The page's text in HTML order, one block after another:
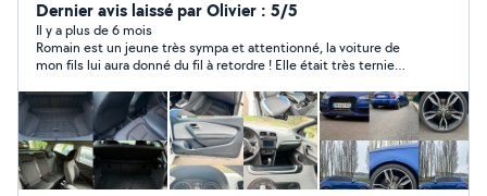
je vous offre un nettoyage automobile de qualité.
Nettoyage à la Vapeur : Grâce à ma machine à vapeur,
j'élimine efficacement la saleté, les taches et les
bactéries, tout en préservant l'intégrité de vos surfaces
intérieures et extérieures. Extraction et Injection : Mon
extracteur-injecteur puissant élimine en profondeur la
saleté incrustée dans les tissus et les moquettes,
laissant vos sièges et votre habitacle comme neufs.
Lavage Haute Pression : Avec mon Karcher, j'élimine la
Dernier avis laissé par Olivier : 5/5
Il y a plus de 6 mois
Romain est un jeune très sympa et attentionné, la voiture de
mon fils lui aura donné du fil à retordre ! Elle était très ternie